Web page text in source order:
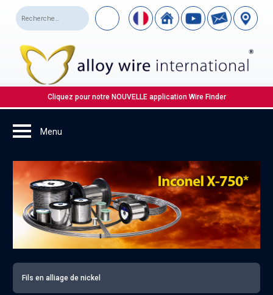
Cliquez pour notre NOUVELLE application Wire Finder
Fils en alliage de nickel